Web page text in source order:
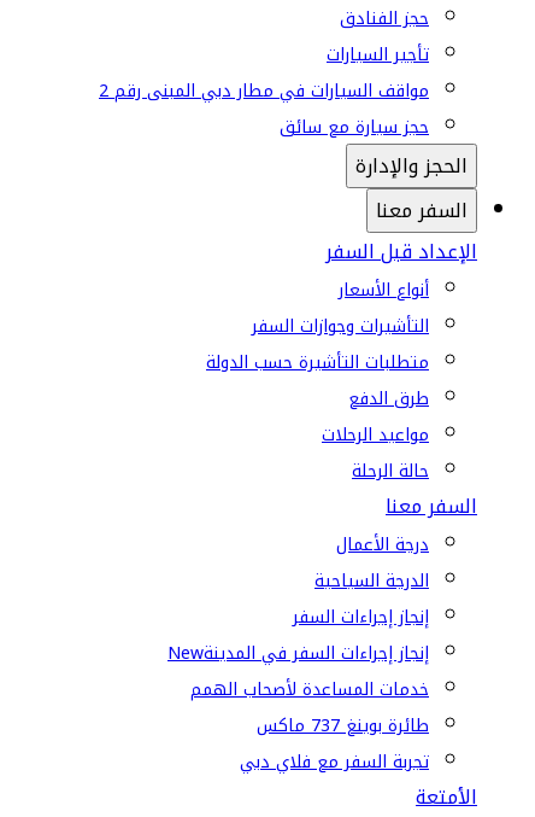
حجز الفنادق
تأجير السيارات
مواقف السيارات في مطار دبي المبنى رقم 2
حجز سيارة مع سائق
الحجز والإدارة
السفر معنا
الإعداد قبل السفر
أنواع الأسعار
التأشيرات وجوازات السفر
متطلبات التأشيرة حسب الدولة
طرق الدفع
مواعيد الرحلات
حالة الرحلة
السفر معنا
درجة الأعمال
الدرجة السياحية
إنجاز إجراءات السفر
إنجاز إجراءات السفر في المدينةNew
خدمات المساعدة لأصحاب الهمم
طائرة بوينغ 737 ماكس
تجربة السفر مع فلاي دبي
الأمتعة